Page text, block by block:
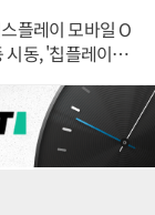
플레이 모바일 O
시동, '칩플레이